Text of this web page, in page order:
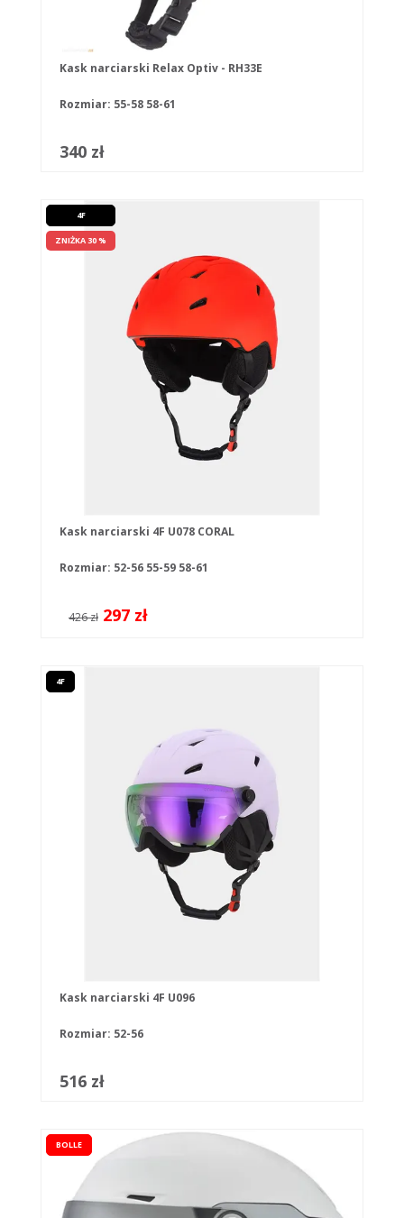
Kask narciarski Relax Optiv - RH33E
Rozmiar: 55-58 58-61
340 zł
4F
ZNIŻKA 30 %
Kask narciarski 4F U078 CORAL
Rozmiar: 52-56 55-59 58-61
426 zł 297 zł
4F
Kask narciarski 4F U096
Rozmiar: 52-56
516 zł
BOLLE